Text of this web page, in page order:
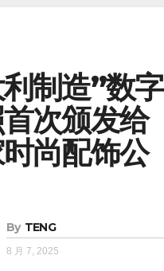
制造”数字
次颁发给
尚配饰公
By TENG
8 月 7, 2025